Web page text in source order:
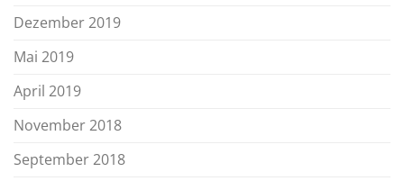
Dezember 2019
Mai 2019
April 2019
November 2018
September 2018